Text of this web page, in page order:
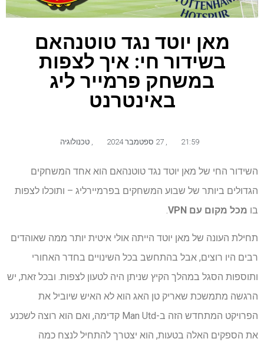
מאן יוטד נגד טוטנהאם
בשידור חי: איך לצפות
במשחק פרמייר ליג
באינטרנט
21:59 טכנולוגיה
השידור החי של מאן יוטד נגד טוטנהאם הוא אחד המשחקים
הגדולים ביותר של שבוע המשחקים בפרמיירליג – ותוכלו לצפות
בו מכל מקום עם VPN
תחילת העונה של מאן יוטד הייתה אולי איטית יותר ממה שאוהדים
רבים היו רוצים, אבל בהתחשב בכל השינויים בחדר האחורי
ותוספות הסגל במהלך הקיץ שניתן היה לטעון לצפות. ובכל זאת, יש
הרגשה מתמשכת שאריק טן האג הוא לא האיש שיוביל את
הפרויקט המתחדש הזה ב-Man Utd קדימה, ואם הוא רוצה לשכנע
את הספקים האלה בטעות, הוא יצטרך להתחיל לנצח כמה